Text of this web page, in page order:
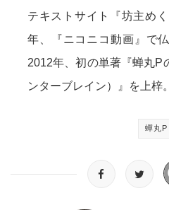
テキストサイト『坊主め
年、『ニコニコ動画』で
2012年、初の単著『蝉丸P
ンターブレイン）』を上梓。
蟬丸P